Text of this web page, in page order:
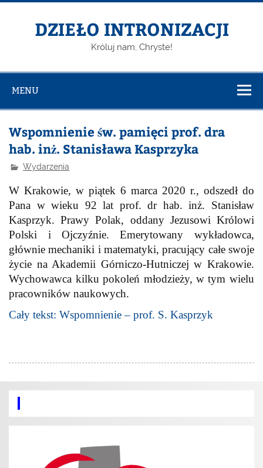
DZIEŁO INTRONIZACJI
Króluj nam, Chryste!
MENU
Wspomnienie św. pamięci prof. dra
hab. inż. Stanisława Kasprzyka
Wydarzenia
W Krakowie, w piątek 6 marca 2020 r., odszedł do
Pana w wieku 92 lat prof. dr hab. inż. Stanisław
Kasprzyk. Prawy Polak, oddany Jezusowi Królowi
Polski i Ojczyźnie. Emerytowany wykładowca,
głównie mechaniki i matematyki, pracujący całe swoje
życie na Akademii Górniczo-Hutniczej w Krakowie.
Wychowawca kilku pokoleń młodzieży, w tym wielu
pracowników naukowych.
Cały tekst: Wspomnienie – prof. S. Kasprzyk